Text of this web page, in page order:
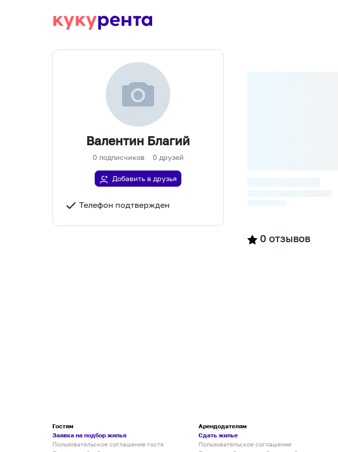
Валентин Благий
0 подписчиков 0 друзей
Добавить в друзья
Телефон подтвержден
0 отзывов
Гостям
Заявка на подбор жилья
Пользовательское соглашение гостя
Арендодателям
Сдать жилье
Пользовательское соглашение